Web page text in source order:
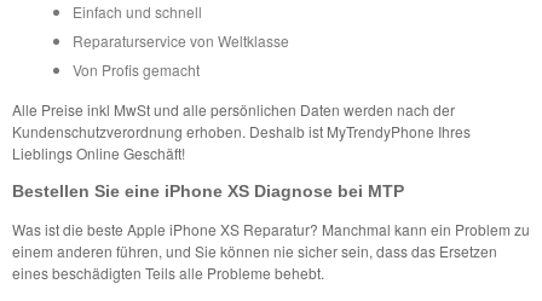
Einfach und schnell
Reparaturservice von Weltklasse
Von Profis gemacht
Alle Preise inkl MwSt und alle persönlichen Daten werden nach der
Kundenschutzverordnung erhoben. Deshalb ist MyTrendyPhone Ihres
Lieblings Online Geschäft!
Bestellen Sie eine iPhone XS Diagnose bei MTP
Was ist die beste Apple iPhone XS Reparatur? Manchmal kann ein Problem zu
einem anderen führen, und Sie können nie sicher sein, dass das Ersetzen
eines beschädigten Teils alle Probleme behebt.